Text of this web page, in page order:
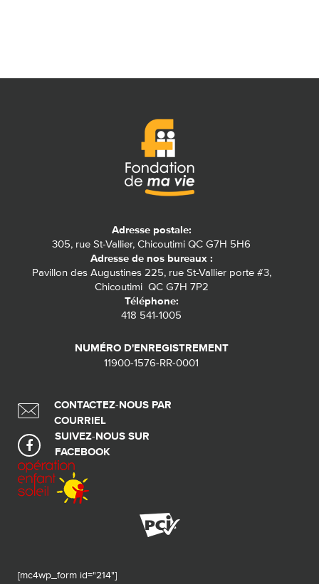
Adresse postale:
305, rue St-Vallier, Chicoutimi QC G7H 5H6
Adresse de nos bureaux :
Pavillon des Augustines 225, rue St-Vallier porte #3,
Chicoutimi QC G7H 7P2
Téléphone:
418 541-1005
NUMÉRO D'ENREGISTREMENT
11900-1576-RR-0001
CONTACTEZ-NOUS PAR
COURRIEL
SUIVEZ-NOUS SUR
FACEBOOK
[mc4wp_form id="214"]